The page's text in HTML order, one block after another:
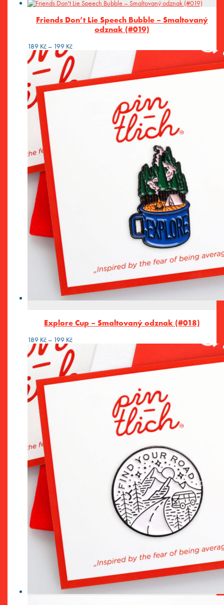
Friends Don’t Lie Speech Bubble – Smaltovaný
odznak (#019)
189 Kč – 199 KčRozpětí
cen:
189 Kč
až
199 Kč
Explore Cup – Smaltovaný odznak (#018)
189 Kč – 199 KčRozpětí
cen:
189 Kč
až
199 Kč